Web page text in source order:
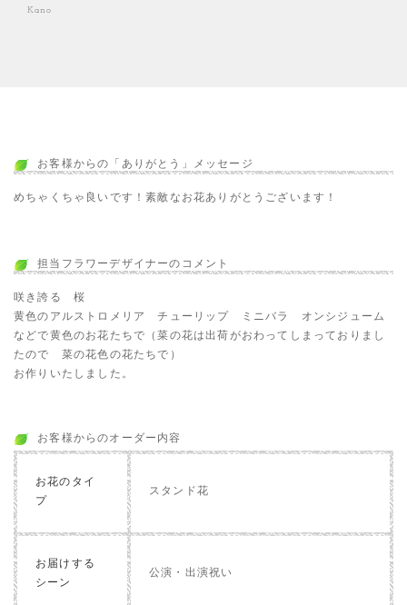
Kano
お客様からの「ありがとう」メッセージ
めちゃくちゃ良いです！素敵なお花ありがとうございます！
担当フラワーデザイナーのコメント
咲き誇る 桜
黄色のアルストロメリア チューリップ ミニバラ オンシジューム
などで黄色のお花たちで（菜の花は出荷がおわってしまっておりまし
たので 菜の花色の花たちで）
お作りいたしました。
お客様からのオーダー内容
お花のタイ
プ
スタンド花
お届けする
シーン
公演・出演祝い